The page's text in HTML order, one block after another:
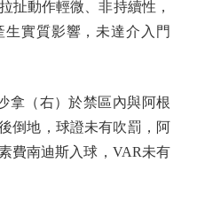
扯動作輕微、非持續性，
生實質影響，未達介入門
（右）於禁區內與阿根
倒地，球證未有吹罰，阿
費南迪斯入球，VAR未有